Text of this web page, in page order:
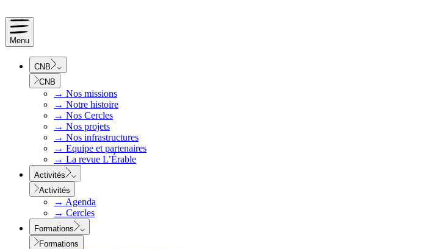
Menu
CNB
CNB
→ Nos missions
→ Notre histoire
→ Nos Cercles
→ Nos projets
→ Nos infrastructures
→ Equipe et partenaires
→ La revue L’Érable
Activités
Activités
→ Agenda
→ Cercles
Formations
Formations